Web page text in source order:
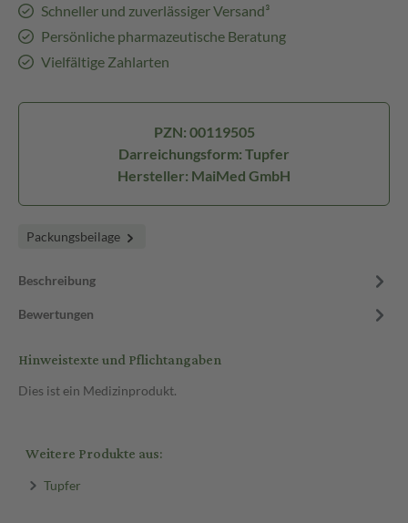
Schneller und zuverlässiger Versand³
Persönliche pharmazeutische Beratung
Vielfältige Zahlarten
PZN: 00119505
Darreichungsform: Tupfer
Hersteller: MaiMed GmbH
Packungsbeilage
Beschreibung
Bewertungen
Hinweistexte und Pflichtangaben
Dies ist ein Medizinprodukt.
Weitere Produkte aus:
Tupfer